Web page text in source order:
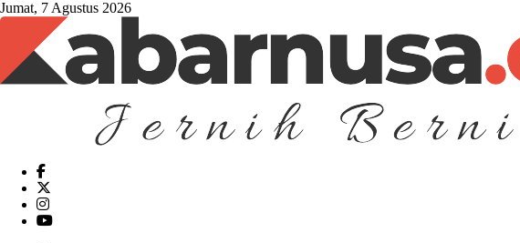
Jumat, 7 Agustus 2026